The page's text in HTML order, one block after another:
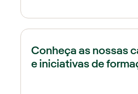
Conheça as nossas
e iniciativas de